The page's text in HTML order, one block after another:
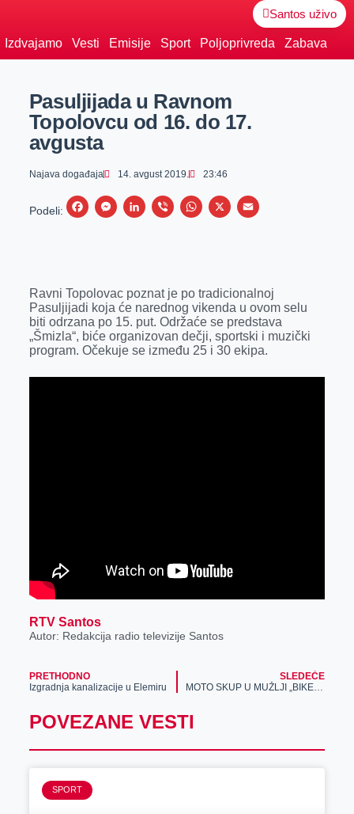
Santos uživo
Izdvajamo Vesti Emisije Sport Poljoprivreda Zabava
Pasuljijada u Ravnom
Topolovcu od 16. do 17.
avgusta
Najava događaja 14. avgust 2019. 23:46
Podeli:
F
b
o
o
M
e
n
g
e
L
e
d
I
V
r
W
s
A
p
X
E
l
Ravni Topolovac poznat je po tradicionalnoj
Pasuljijadi koja će narednog vikenda u ovom selu
biti odrzana po 15. put. Održaće se predstava
„Šmizla“, biće organizovan dečji, sportski i muzički
program. Očekuje se između 25 i 30 ekipa.
RTV Santos
Autor: Redakcija radio televizije Santos
PRETHODNO
Izgradnja kanalizacije u Elemiru
SLEDEĆE
MOTO SKUP U MUŽLJI „BIKE SHOW ’19“ OD 15. DO 18. AVGUSTA
POVEZANE VESTI
SPORT